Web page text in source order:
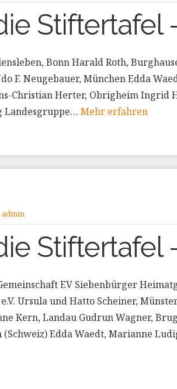
Stiftertafel
Bonn Harald Roth,
F. Neugebauer, München Edda
Christian Herter, Obrigheim Ingrid
Landesgruppe…Mehr erfahren
admin
Stiftertafel
EV Siebenbürger
Ursula und Hatto Scheiner,
Kern, Landau Gudrun Wagner,
Edda Waedt, Marianne